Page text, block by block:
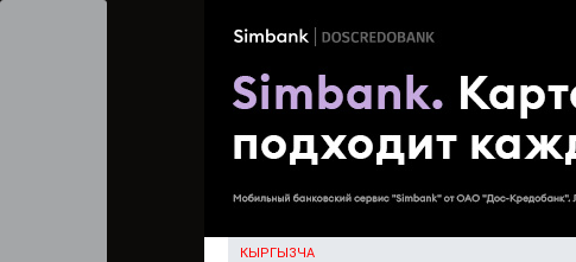
КЫРГЫЗЧА